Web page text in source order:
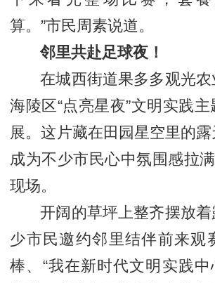
算。”市民周素说道。
邻里共赴足球夜！
在城西街道果多多观光农
海陵区“点亮星夜”文明实践
展。这片藏在田园星空里的露
成为不少市民心中氛围感拉
现场。
开阔的草坪上整齐摆放
少市民邀约邻里结伴前来观
棒、“我在新时代文明实践中